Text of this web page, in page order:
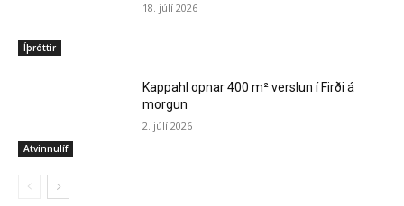
Íþróttir
18. júlí 2026
Atvinnulíf
Kappahl opnar 400 m² verslun í Firði á
morgun
2. júlí 2026